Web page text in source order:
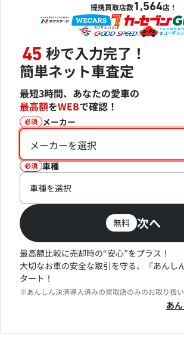
提携買取店数1,564店！
45 秒で入力完了！
簡単ネット車査定
最短3時間、あなたの愛車の
最高額をWEBで確認！
必須 メーカー
メーカーを選択
必須 車種
車種を選択
無料 次へ
最高額比較に売却時の“安心”をプラス！
大切なお車の安全な取引を守る、『あんし
タート！
※あんしん決済導入済みの買取店のみのお取り扱い
あ